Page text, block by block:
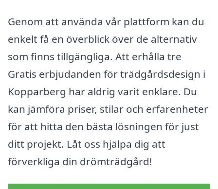
Genom att använda vår plattform kan du
enkelt få en överblick över de alternativ
som finns tillgängliga. Att erhålla tre
Gratis erbjudanden för trädgårdsdesign i
Kopparberg har aldrig varit enklare. Du
kan jämföra priser, stilar och erfarenheter
för att hitta den bästa lösningen för just
ditt projekt. Låt oss hjälpa dig att
förverkliga din drömträdgård!